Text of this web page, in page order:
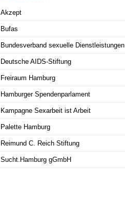
Akzept
Bufas
Bundesverband sexuelle Dienstleistungen
Deutsche AIDS-Stiftung
Freiraum Hamburg
Hamburger Spendenparlament
Kampagne Sexarbeit ist Arbeit
Palette Hamburg
Reimund C. Reich Stiftung
Sucht.Hamburg gGmbH